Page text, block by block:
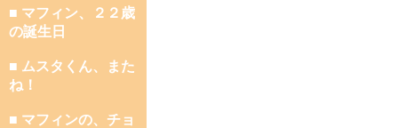
■ マフィン、２２歳
の誕生日
■ ムスタくん、また
ね！
■ マフィンの、チョ